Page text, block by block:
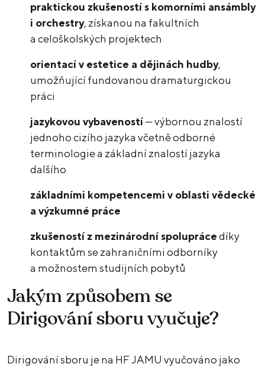
praktickou zkušeností s komorními ansámbly
i orchestry, získanou na fakultních
a celoškolských projektech
orientací v estetice a dějinách hudby,
umožňující fundovanou dramaturgickou
práci
jazykovou vybaveností— výbornou znalostí
jednoho cizího jazyka včetně odborné
terminologie a základní znalostí jazyka
dalšího
základními kompetencemi v oblasti vědecké
a výzkumné práce
zkušeností z mezinárodní spoluprácedíky
kontaktům se zahraničními odborníky
a možnostem studijních pobytů
Jakým způsobem se
Dirigování sboru vyučuje?
Dirigování sboru je na HF JAMU vyučováno jako